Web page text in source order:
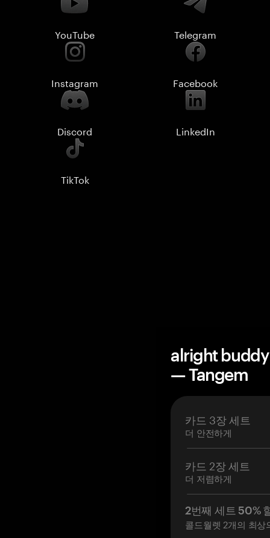
YouTube Telegram
Instagram Facebook
Discord LinkedIn
TikTok
alright buddy
— Tangem
카드 3장 세트
더 안전하게
카드 2장 세트
더 저렴하게
2번째 세트 50%
콜드월렛 2개의 최상